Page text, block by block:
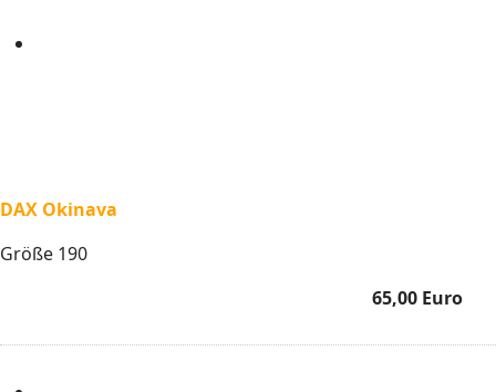
DAX Okinava
Größe 190
65,00 Euro